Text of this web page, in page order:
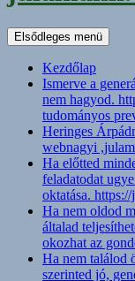
Keresés
Elsődleges menü
Kezdőlap
Ismerve a
nem hagyod.
tudományos
Heringes
webnagyi
Ha előtted
feladatodat
oktatása.
Ha nem oldod
általad
okozhat az
Ha nem találod
szerinted jó,